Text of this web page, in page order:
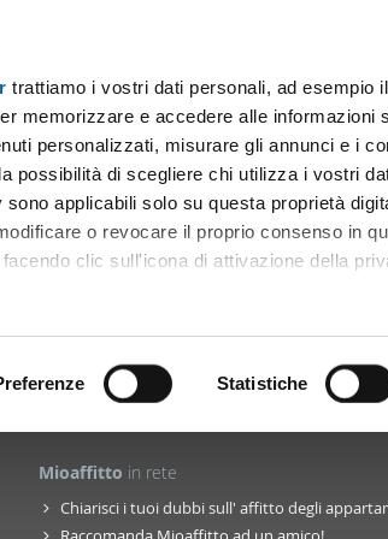
trattiamo i vostri dati personali, ad esempio
memorizzare e accedere alle informazioni
personalizzati, misurare gli annunci e i
possibilità di scegliere chi utilizza i vostri
applicabili solo su questa proprietà
o revocare il proprio consenso in
clic sull'icona di attivazione della
scansionandolo attivamente alla
ritirare il tuo consenso in qualsiasi
contenuti ed annunci, per fornire
Statistiche
economico Bologna (1) |Affitto monolocale
economico Milano Affitto monolocale
Roma |Affitto monolocale
La community
Mioaffitto in rete
Chiarisci i tuoi dubbi sull' affitto degli